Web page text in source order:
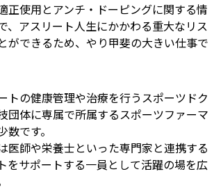
正使用とアンチ・ドーピングに関する情
、アスリート人生にかかわる重大なリス
ができるため、やり甲斐の大きい仕事で
トの健康管理や治療を行うスポーツドク
団体に専属で所属するスポーツファーマ
です。
医師や栄養士といった専門家と連携する
をサポートする一員として活躍の場を広